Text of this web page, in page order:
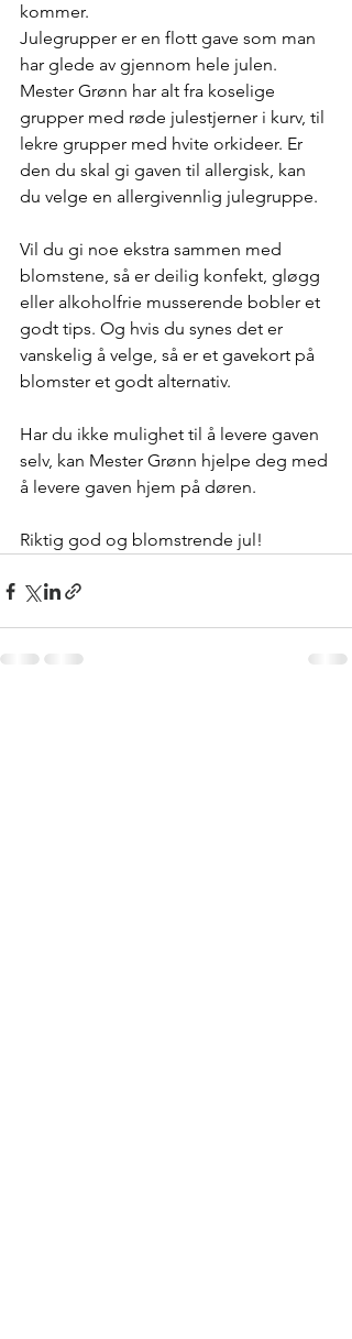
kommer.
Julegrupper er en flott gave som man
har glede av gjennom hele julen.
Mester Grønn har alt fra koselige
grupper med røde julestjerner i kurv, til
lekre grupper med hvite orkideer. Er
den du skal gi gaven til allergisk, kan
du velge en allergivennlig julegruppe.
Vil du gi noe ekstra sammen med
blomstene, så er deilig konfekt, gløgg
eller alkoholfrie musserende bobler et
godt tips. Og hvis du synes det er
vanskelig å velge, så er et gavekort på
blomster et godt alternativ.
Har du ikke mulighet til å levere gaven
selv, kan Mester Grønn hjelpe deg med
å levere gaven hjem på døren.
Riktig god og blomstrende jul!